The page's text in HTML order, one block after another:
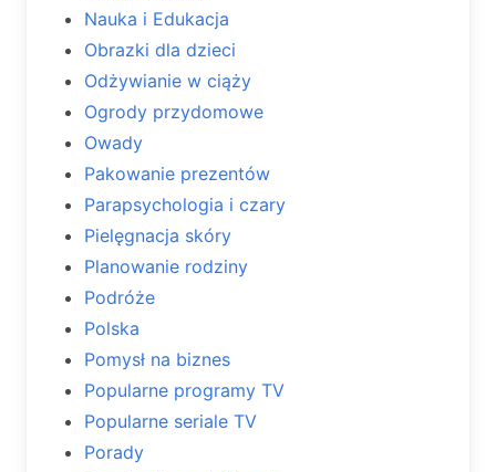
Nauka i Edukacja
Obrazki dla dzieci
Odżywianie w ciąży
Ogrody przydomowe
Owady
Pakowanie prezentów
Parapsychologia i czary
Pielęgnacja skóry
Planowanie rodziny
Podróże
Polska
Pomysł na biznes
Popularne programy TV
Popularne seriale TV
Porady